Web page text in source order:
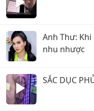
Anh Thư:
nhu nhược
SẮC DỤC